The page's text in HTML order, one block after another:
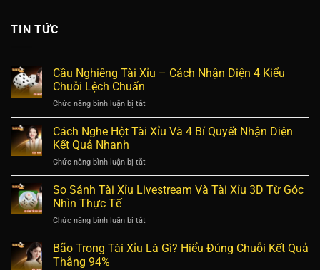
TIN TỨC
Cầu Nghiêng Tài Xỉu – Cách Nhận Diện 4 Kiểu
Chuỗi Lệch Chuẩn
Chức năng bình luận bị tắt
Cầu
Nghiêng
Cách
Nhận
Chuỗi
Lệch
Cách Nghe Hột Tài Xỉu Và 4 Bí Quyết Nhận Diện
Kết Quả Nhanh
Chức năng bình luận bị tắt
Cách
Nghe
Và
So Sánh Tài Xỉu Livestream Và Tài Xỉu 3D Từ Góc
Nhìn Thực Tế
Chức năng bình luận bị tắt
So
Sánh
Bão Trong Tài Xỉu Là Gì? Hiểu Đúng Chuỗi Kết Quả
Thắng 94%